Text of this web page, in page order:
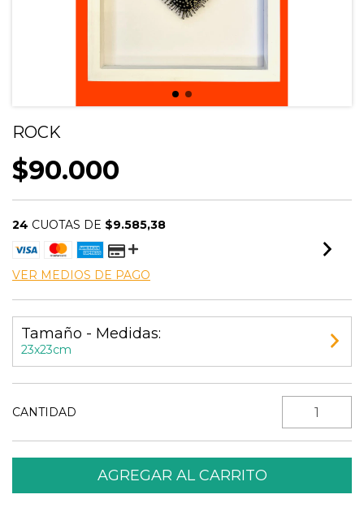
ROCK
$90.000
24 CUOTAS DE $9.585,38
VER MEDIOS DE PAGO
Tamaño - Medidas:
23x23cm
CANTIDAD